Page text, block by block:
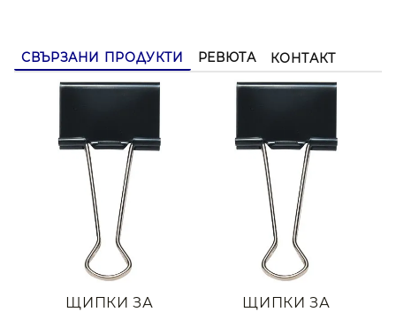
СВЪРЗАНИ ПРОДУКТИ РЕВЮТА КОНТАКТ
ЩИПКИ ЗА
ЩИПКИ ЗА